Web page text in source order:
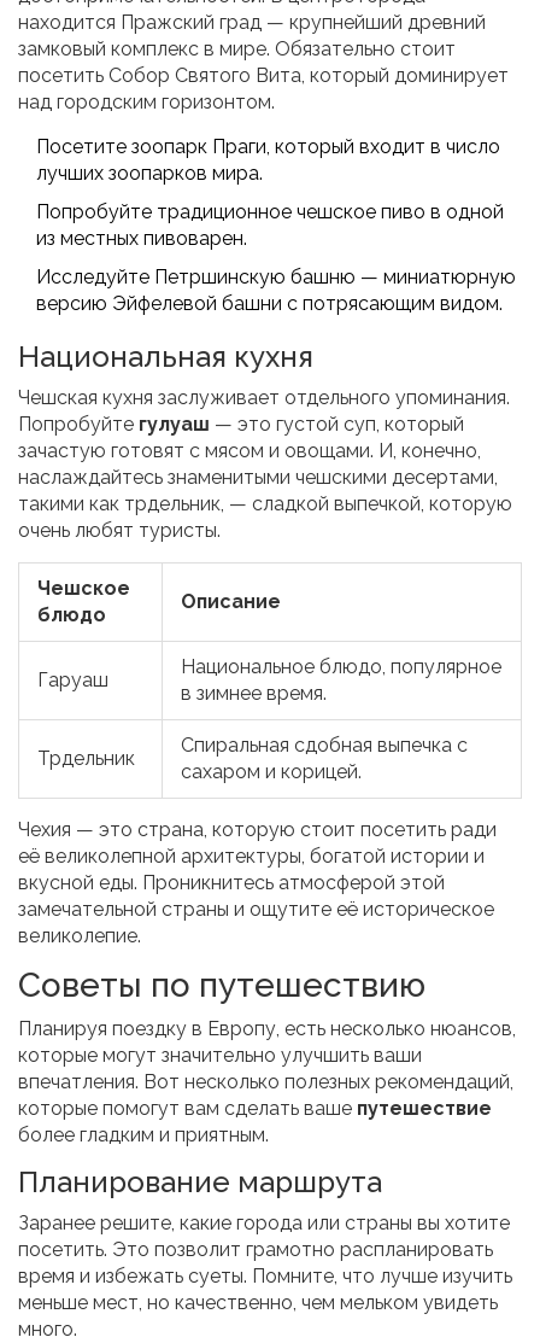
находится Пражский град — крупнейший древний
замковый комплекс в мире. Обязательно стоит
посетить Собор Святого Вита, который доминирует
над городским горизонтом.
Посетите зоопарк Праги, который входит в число
лучших зоопарков мира.
Попробуйте традиционное чешское пиво в одной
из местных пивоварен.
Исследуйте Петршинскую башню — миниатюрную
версию Эйфелевой башни с потрясающим видом.
Национальная кухня
Чешская кухня заслуживает отдельного упоминания.
Попробуйте гулуаш — это густой суп, который
зачастую готовят с мясом и овощами. И, конечно,
наслаждайтесь знаменитыми чешскими десертами,
такими как трдельник, — сладкой выпечкой, которую
очень любят туристы.
Чешское
блюдо
Описание
Гаруаш
Национальное блюдо, популярное
в зимнее время.
Трдельник
Спиральная сдобная выпечка с
сахаром и корицей.
Чехия — это страна, которую стоит посетить ради
её великолепной архитектуры, богатой истории и
вкусной еды. Проникнитесь атмосферой этой
замечательной страны и ощутите её историческое
великолепие.
Советы по путешествию
Планируя поездку в Европу, есть несколько нюансов,
которые могут значительно улучшить ваши
впечатления. Вот несколько полезных рекомендаций,
которые помогут вам сделать ваше путешествие
более гладким и приятным.
Планирование маршрута
Заранее решите, какие города или страны вы хотите
посетить. Это позволит грамотно распланировать
время и избежать суеты. Помните, что лучше изучить
меньше мест, но качественно, чем мельком увидеть
много.